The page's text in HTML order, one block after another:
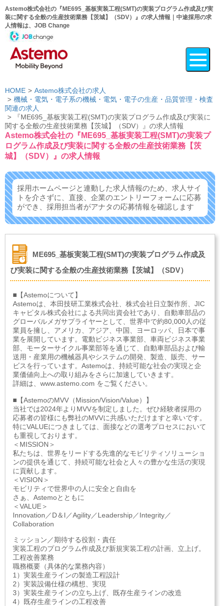
Astemo株式会社の『ME695_基板実装工程(SMT)の実装プログラム作成及び実
装に関する全般の生産技術業務【茨城】（SDV）』の求人情報｜中途採用の求
人情報は、JOB Change
HOME
Astemo株式会社の求人
機械・電気・電子系の機械・電気・電子の生産・品質管理・検査
関連の求人
『ME695_基板実装工程(SMT)の実装プログラム作成及び実装に
関する全般の生産技術業務【茨城】（SDV）』の求人情報
Astemo株式会社の『ME695_基板実装工程(SMT)の実装プ
ログラム作成及び実装に関する全般の生産技術業務【茨
城】（SDV）』の求人情報
採用ホームページと連動した求人情報のため、求人サイ
トを介さずに、 直接、企業のエントリーフォームに応募
ができ、 採用担当者がアナタの応募情報を確認します
ME695_基板実装工程(SMT)の実装プログラム作成及
び実装に関する全般の生産技術業務【茨城】（SDV）
■【Astemoについて】
Astemoは、本田技研工業株式会社、株式会社日立製作所、JIC
キャピタル株式会社による共同出資会社であり、自動車部品の
グローバルメガサプライヤーとして、世界中で約80,000人の従
業員を擁し、アメリカ、アジア、中国、ヨーロッパ、日本で事
業を展開しています。電動ビジネス事業部、車両ビジネス事業
部、モーターサイクル事業部等を通じて、自動車部品および輸
送用・産業用の機械器具やシステムの開発、製造、販売、サー
ビスを行っています。Astemoは、持続可能な社会の実現と企
業価値向上への取り組みをさらに加速していきます。
詳細は、www.astemo.com をご覧ください。
■【AstemoのMVV（Mission/Vision/Value）】
当社では2024年よりMVVを制定しました。ぜひ経験者採用の
応募者の皆様にも弊社のMVVに共感いただけますと幸いです。
特にVALUEにつきましては、面接などの選考プロセスにおいて
も重視しております。
＜MISSION＞
私たちは、世界をリードする先進的なモビリティソリューショ
ンの提供を通じて、持続可能な社会と人々の豊かな生活の実現
に貢献します。
＜VISION＞
モビリティで世界中の人に安全と自由を
さぁ、Astemoとともに
＜VALUE＞
Innovation／D＆I／Agility／Leadership／Integrity／
Collaboration
ミッション／期待する役割・責任
実装工程のプログラム作成及び新規実装工程の計画、立上げ。
工程改善業務
職務概要（具体的な業務内容）
1）実装生産ラインの製造工程設計
2）実装設備仕様の構想、実現
3）実装生産ラインの立ち上げ、既存生産ラインの改造
4）既存生産ラインの工程改善